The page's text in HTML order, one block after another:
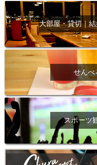
大部屋・貸切｜
せんべ
スポーツ